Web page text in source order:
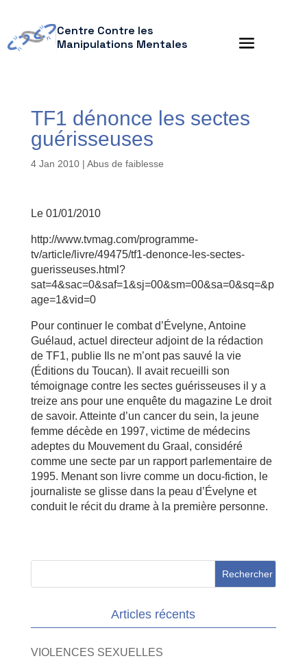
Centre Contre les
Manipulations Mentales
TF1 dénonce les sectes
guérisseuses
4 Jan 2010| Abus de faiblesse
Le 01/01/2010
http://www.tvmag.com/programme-
tv/article/livre/49475/tf1-denonce-les-sectes-
guerisseuses.html?
sat=4&sac=0&saf=1&sj=00&sm=00&sa=0&sq=&p
age=1&vid=0
Pour continuer le combat d’Évelyne, Antoine
Guélaud, actuel directeur adjoint de la rédaction
de TF1, publie Ils ne m’ont pas sauvé la vie
(Éditions du Toucan). Il avait recueilli son
témoignage contre les sectes guérisseuses il y a
treize ans pour une enquête du magazine Le droit
de savoir. Atteinte d’un cancer du sein, la jeune
femme décède en 1997, victime de médecins
adeptes du Mouvement du Graal, considéré
comme une secte par un rapport parlementaire de
1995. Menant son livre comme un docu-fiction, le
journaliste se glisse dans la peau d’Évelyne et
conduit le récit du drame à la première personne.
Articles récents
VIOLENCES SEXUELLES